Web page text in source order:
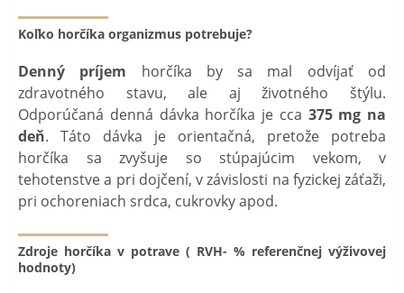
Koľko horčíka organizmus potrebuje?
Denný príjem horčíka by sa mal odvíjať od
zdravotného stavu, ale aj životného štýlu.
Odporúčaná denná dávka horčíka je cca 375 mg na
deň. Táto dávka je orientačná, pretože potreba
horčíka sa zvyšuje so stúpajúcim vekom, v
tehotenstve a pri dojčení, v závislosti na fyzickej záťaži,
pri ochoreniach srdca, cukrovky apod.
Zdroje horčíka v potrave ( RVH- % referenčnej výživovej
hodnoty)